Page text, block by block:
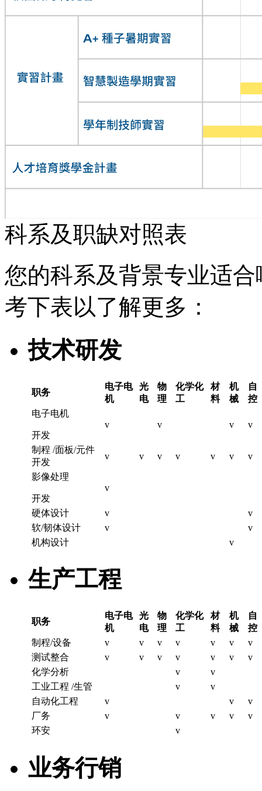
科系及职缺对照表
您的科系及背景专业适
考下表以了解更多：
技术研发
职务
电子电
机
光
电
物
理
化学化
工
材
料
机
械
自
控
电子电机
开发
v v v v
制程 /面板/元件
开发
v v v v v v v
影像处理
开发
v
硬体设计 v
v
软/韧体设计
v
v
机构设计
v
生产工程
职务
电子电
机
光
电
物
理
化学化
工
材
料
机
械
自
控
制程/设备
v v v v v v
v
测试整合
v v v v v v
v
化学分析
v
v
工业工程 /生管
v
v
自动化工程
v v
v
厂务
v v v v
v
环安
v
业务行销